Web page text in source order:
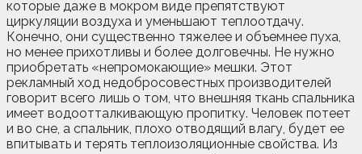
которые даже в мокром виде препятствуют
циркуляции воздуха и уменьшают теплоотдачу.
Конечно, они существенно тяжелее и объемнее пуха,
но менее прихотливы и более долговечны. Не нужно
приобретать «непромокающие» мешки. Этот
рекламный ход недобросовестных производителей
говорит всего лишь о том, что внешняя ткань спальника
имеет водоотталкивающую пропитку. Человек потеет
и во сне, а спальник, плохо отводящий влагу, будет ее
впитывать и терять теплоизоляционные свойства. Из